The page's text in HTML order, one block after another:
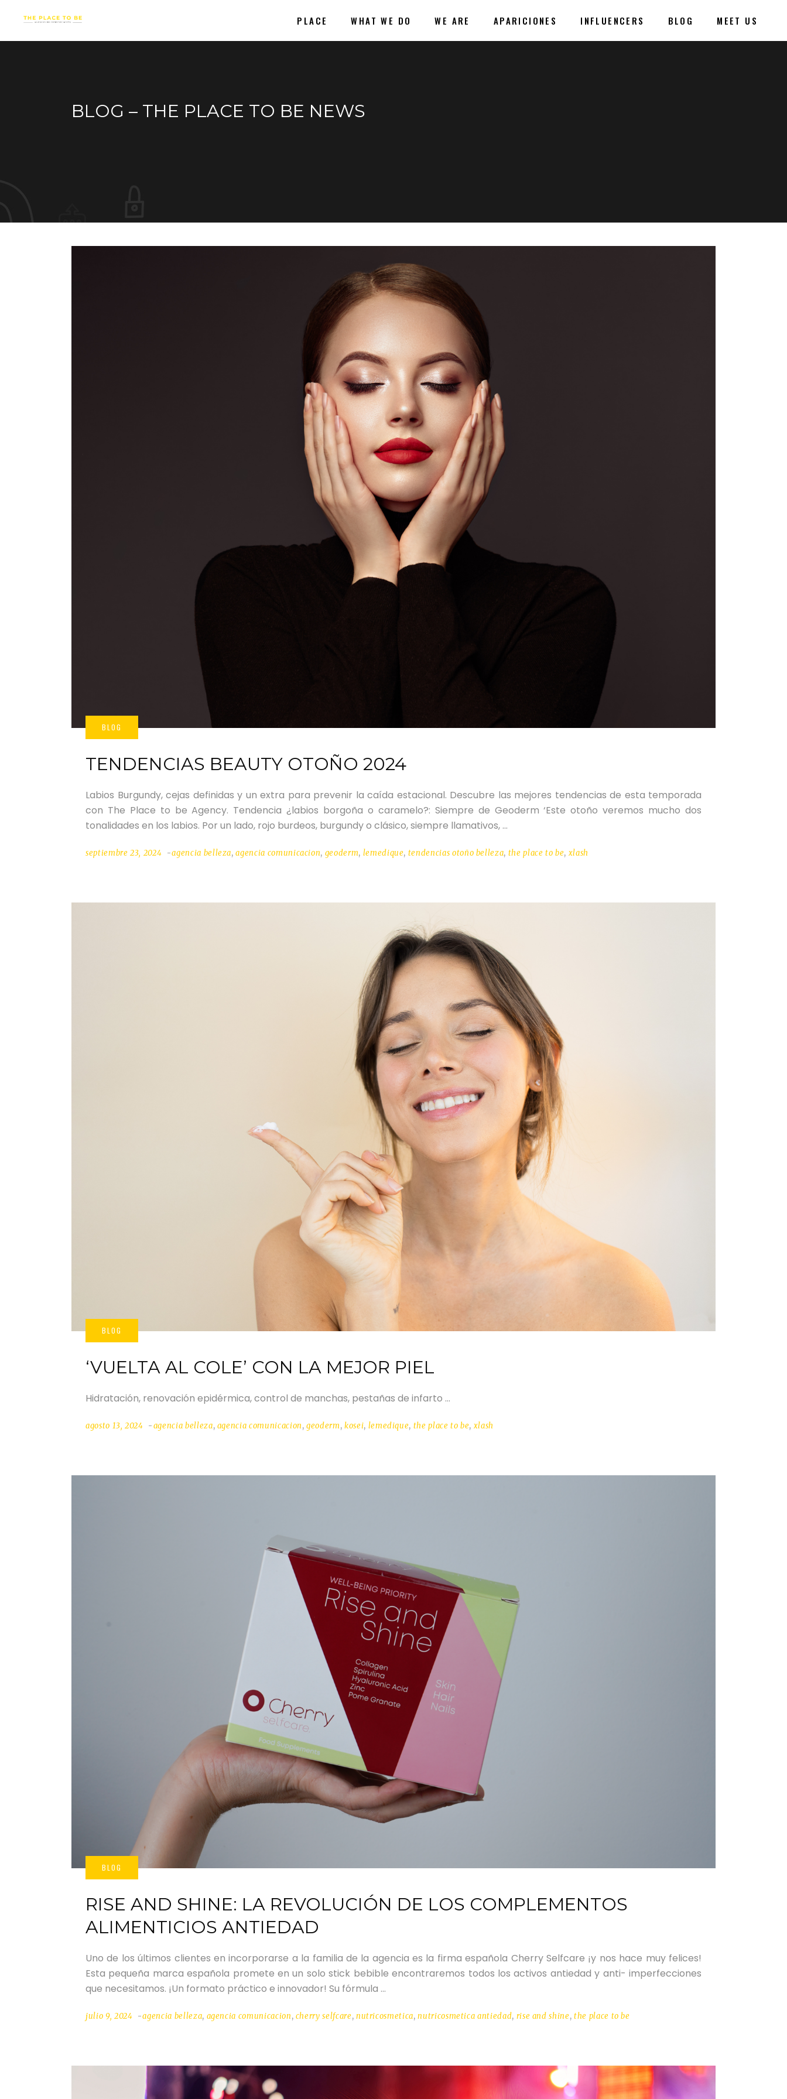
PLACE WHAT WE DO WE ARE APARICIONES INFLUENCERS BLOG MEET US
BLOG – THE PLACE TO BE NEWS
TENDENCIAS BEAUTY OTOÑO 2024
Labios Burgundy, cejas definidas y un extra para prevenir la caída estacional. Descubre las mejores tendencias de esta temporada
con The Place to be Agency. Tendencia ¿labios borgoña o caramelo?: Siempre de Geoderm ‘Este otoño veremos mucho dos
tonalidades en los labios. Por un lado, rojo burdeos, burgundy o clásico, siempre llamativos,
septiembre 23, 2024 agencia belleza,agencia comunicacion, geoderm, lemedique, tendencias otoño belleza, the place to be, xlash
‘VUELTA AL COLE’ CON LA MEJOR PIEL
Hidratación, renovación epidérmica, control de manchas, pestañas de infarto
agosto 13, 2024 agencia belleza, agencia comunicacion,geoderm, kosei, lemedique, the place to be, xlash
RISE AND SHINE: LA REVOLUCIÓN DE LOS COMPLEMENTOS
ALIMENTICIOS ANTIEDAD
Uno de los últimos clientes en incorporarse a la familia de la agencia es la firma española Cherry Selfcare ¡y nos hace muy felices!
Esta pequeña marca española promete en un solo stick bebible encontraremos todos los activos antiedad y anti- imperfecciones
que necesitamos. ¡Un formato práctico e innovador! Su fórmula
julio 9, 2024 agencia belleza, agencia comunicacion, cherry selfcare, nutricosmetica,nutricosmetica antiedad, rise and shine, the place to be